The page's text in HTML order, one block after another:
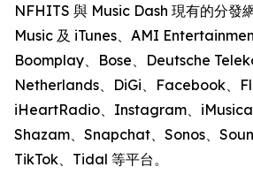
NFHITS 與 Music Dash 現有的分發
Music 及 iTunes、AMI
Boomplay、Bose、Deutsche
Netherlands、DiGi、Facebook、
iHeartRadio、Instagram、iMusica
Shazam、Snapchat、Sonos、
TikTok、Tidal 等平台。